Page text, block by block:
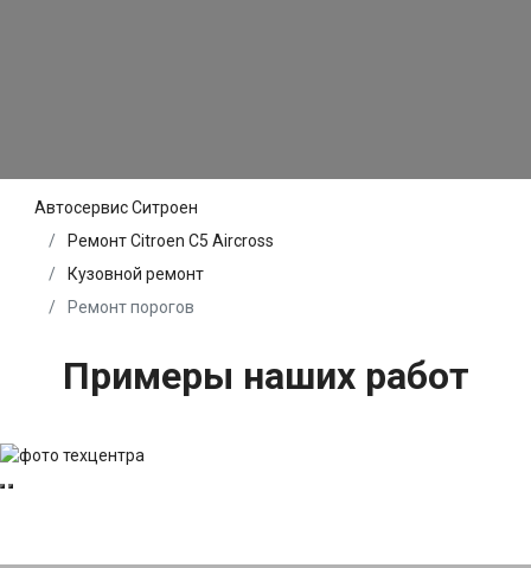
Автосервис Ситроен
Ремонт Citroen C5 Aircross
Кузовной ремонт
Ремонт порогов
Примеры наших работ